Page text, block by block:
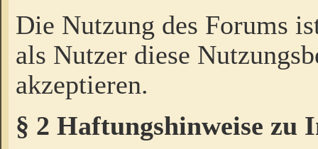
Die Nutzung des Forums
als Nutzer diese
akzeptieren.
§ 2 Haftungshinweise zu